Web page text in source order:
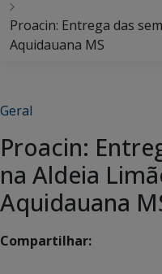
Proacin: Entrega das
Aquidauana MS
Geral
Proacin:
na Aldeia
Aquidauana
Compartilhar: